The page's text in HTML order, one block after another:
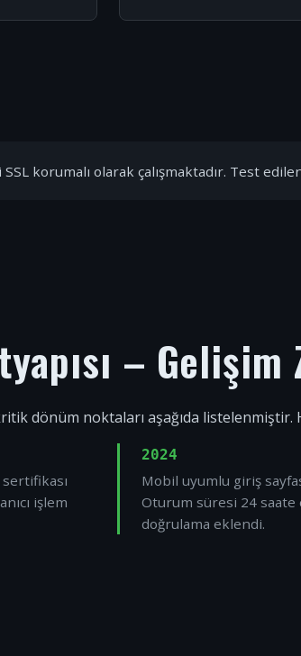
korumalı olarak çalışmaktadır. Test
– Gelişim
dönüm noktaları aşağıda listelenmiştir.
işlem
2024
Mobil uyumlu giriş
Oturum süresi 24 saate
doğrulama eklendi.